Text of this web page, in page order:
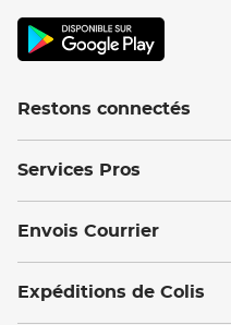
Restons connectés
Services Pros
Envois Courrier
Expéditions de Colis